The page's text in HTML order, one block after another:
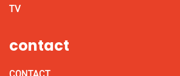
TV
contact